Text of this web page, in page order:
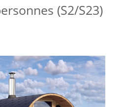
(S2/S23)